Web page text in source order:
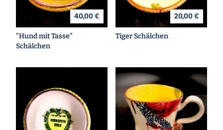
40,00 €
"Hund mit Tasse"
Schälchen
20,00 €
Tiger Schälchen